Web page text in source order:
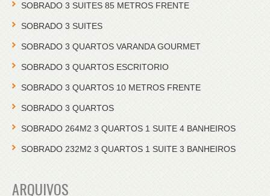
SOBRADO 3 SUITES 85 METROS FRENTE
SOBRADO 3 SUITES
SOBRADO 3 QUARTOS VARANDA GOURMET
SOBRADO 3 QUARTOS ESCRITORIO
SOBRADO 3 QUARTOS 10 METROS FRENTE
SOBRADO 3 QUARTOS
SOBRADO 264M2 3 QUARTOS 1 SUITE 4 BANHEIROS
SOBRADO 232M2 3 QUARTOS 1 SUITE 3 BANHEIROS
ARQUIVOS